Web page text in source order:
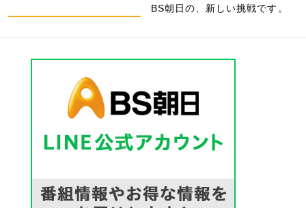
BS朝日の、新しい挑戦です。